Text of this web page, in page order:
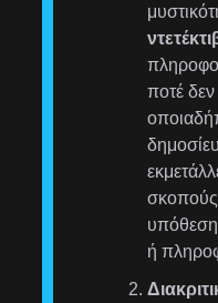
ποτέ
σκοπούς
υπόθεση
ή